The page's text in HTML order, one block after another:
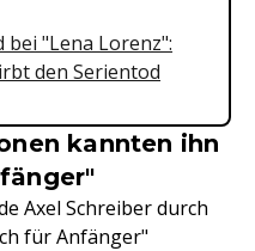
bei "Lena Lorenz":
den Serientod
kannten ihn
Axel Schreiber durch
für Anfänger"